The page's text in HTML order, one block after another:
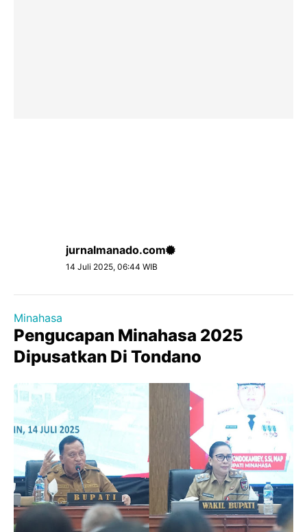
jurnalmanado.com
14 Juli 2025, 06:44 WIB
Minahasa
Pengucapan Minahasa 2025
Dipusatkan Di Tondano